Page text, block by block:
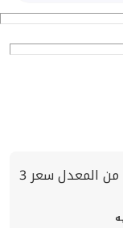
من المعدلسعر3